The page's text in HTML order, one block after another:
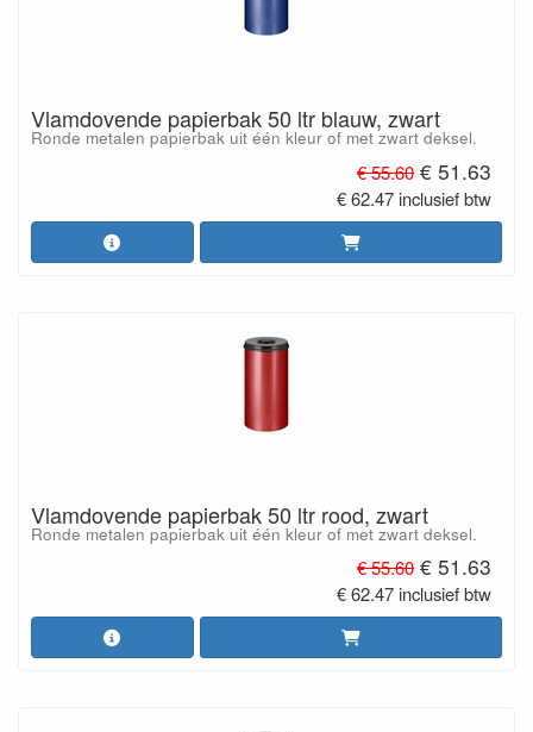
Vlamdovende papierbak 50 ltr blauw, zwart
Ronde metalen papierbak uit één kleur of met zwart deksel.
€ 55.60 € 51.63
€ 62.47 inclusief btw
Vlamdovende papierbak 50 ltr rood, zwart
Ronde metalen papierbak uit één kleur of met zwart deksel.
€ 55.60 € 51.63
€ 62.47 inclusief btw